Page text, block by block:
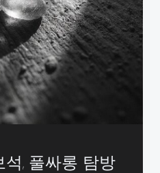
, 풀싸롱 탐방